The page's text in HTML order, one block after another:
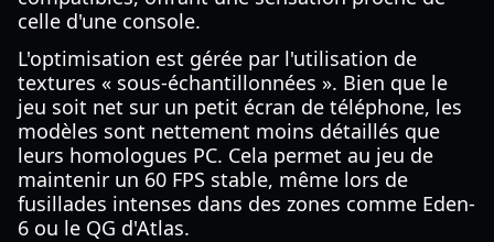
celle d'une console.
L'optimisation est gérée par l'utilisation de
textures « sous-échantillonnées ». Bien que le
jeu soit net sur un petit écran de téléphone, les
modèles sont nettement moins détaillés que
leurs homologues PC. Cela permet au jeu de
maintenir un 60 FPS stable, même lors de
fusillades intenses dans des zones comme Eden-
6 ou le QG d'Atlas.